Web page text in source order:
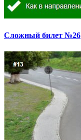
Сложный билет №26